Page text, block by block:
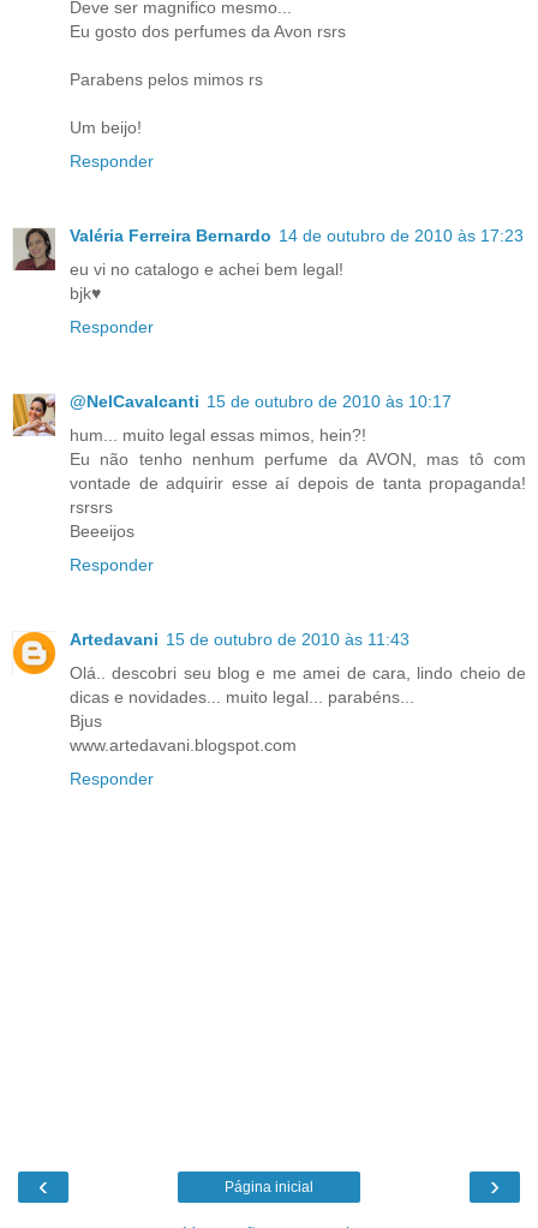
Deve ser magnifico mesmo...
Eu gosto dos perfumes da Avon rsrs
Parabens pelos mimos rs
Um beijo!
Responder
Valéria Ferreira Bernardo 14 de outubro de 2010 às 17:23
eu vi no catalogo e achei bem legal!
bjk♥
Responder
@NelCavalcanti 15 de outubro de 2010 às 10:17
hum... muito legal essas mimos, hein?!
Eu não tenho nenhum perfume da AVON, mas tô com
vontade de adquirir esse aí depois de tanta propaganda!
rsrsrs
Beeeijos
Responder
Artedavani 15 de outubro de 2010 às 11:43
Olá.. descobri seu blog e me amei de cara, lindo cheio de
dicas e novidades... muito legal... parabéns...
Bjus
www.artedavani.blogspot.com
Responder
‹ ›
Página inicial